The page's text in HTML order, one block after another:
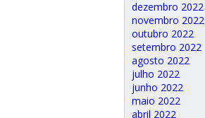
dezembro 2022
novembro 2022
outubro 2022
setembro 2022
agosto 2022
julho 2022
junho 2022
maio 2022
abril 2022